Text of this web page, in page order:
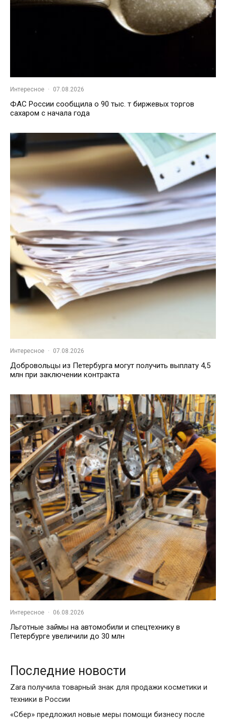
Интересное · 07.08.2026
ФАС России сообщила о 90 тыс. т биржевых торгов
сахаром с начала года
Интересное · 07.08.2026
Добровольцы из Петербурга могут получить выплату 4,5
млн при заключении контракта
Интересное · 06.08.2026
Льготные займы на автомобили и спецтехнику в
Петербурге увеличили до 30 млн
Последние новости
Zara получила товарный знак для продажи косметики и
техники в России
«Сбер» предложил новые меры помощи бизнесу после